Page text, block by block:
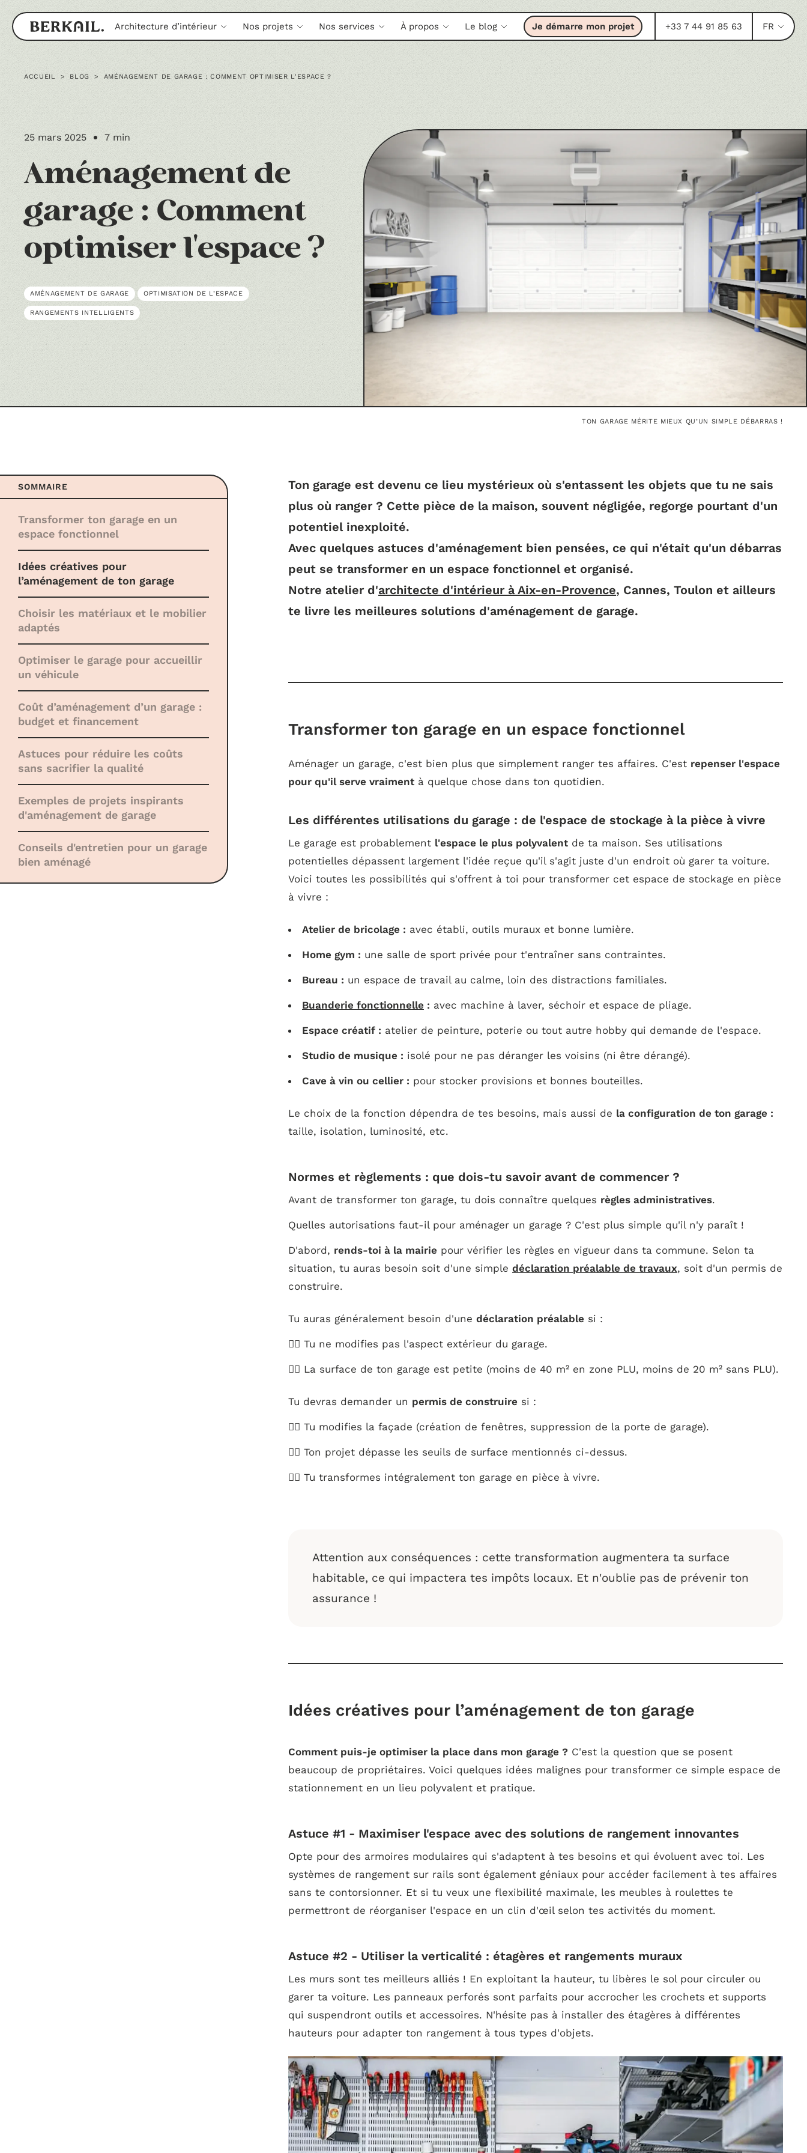
Architecture d’intérieur Nos projets Nos services À propos Le blog Je démarre mon projet +33 7 44 91 85 63 FR
ACCUEIL > BLOG > AMÉNAGEMENT DE GARAGE : COMMENT OPTIMISER L'ESPACE ?
25 mars 2025 7 min
Aménagement de
garage : Comment
optimiser l'espace ?
AMÉNAGEMENT DE GARAGE OPTIMISATION DE L’ESPACE
RANGEMENTS INTELLIGENTS
TON GARAGE MÉRITE MIEUX QU’UN SIMPLE DÉBARRAS !
SOMMAIRE
Transformer ton garage en un
espace fonctionnel
Idées créatives pour
l’aménagement de ton garage
Choisir les matériaux et le mobilier
adaptés
Optimiser le garage pour accueillir
un véhicule
Coût d’aménagement d’un garage :
budget et financement
Astuces pour réduire les coûts
sans sacrifier la qualité
Exemples de projets inspirants
d'aménagement de garage
Conseils d'entretien pour un garage
bien aménagé
Ton garage est devenu ce lieu mystérieux où s'entassent les objets que tu ne sais
plus où ranger ? Cette pièce de la maison, souvent négligée, regorge pourtant d'un
potentiel inexploité.
Avec quelques astuces d'aménagement bien pensées, ce qui n'était qu'un débarras
peut se transformer en un espace fonctionnel et organisé.
Notre atelier d'architecte d'intérieur à Aix-en-Provence, Cannes, Toulon et ailleurs
te livre les meilleures solutions d'aménagement de garage.
Transformer ton garage en un espace fonctionnel
Aménager un garage, c'est bien plus que simplement ranger tes affaires. C'est repenser l'espace
pour qu'il serve vraiment à quelque chose dans ton quotidien.
Les différentes utilisations du garage : de l'espace de stockage à la pièce à vivre
Le garage est probablement l'espace le plus polyvalent de ta maison. Ses utilisations
potentielles dépassent largement l'idée reçue qu'il s'agit juste d'un endroit où garer ta voiture.
Voici toutes les possibilités qui s'offrent à toi pour transformer cet espace de stockage en pièce
à vivre :
Atelier de bricolage : avec établi, outils muraux et bonne lumière.
Home gym : une salle de sport privée pour t'entraîner sans contraintes.
Bureau : un espace de travail au calme, loin des distractions familiales.
Buanderie fonctionnelle : avec machine à laver, séchoir et espace de pliage.
Espace créatif : atelier de peinture, poterie ou tout autre hobby qui demande de l'espace.
Studio de musique : isolé pour ne pas déranger les voisins (ni être dérangé).
Cave à vin ou cellier : pour stocker provisions et bonnes bouteilles.
Le choix de la fonction dépendra de tes besoins, mais aussi de la configuration de ton garage :
taille, isolation, luminosité, etc.
Normes et règlements : que dois-tu savoir avant de commencer ?
Avant de transformer ton garage, tu dois connaître quelques règles administratives.
Quelles autorisations faut-il pour aménager un garage ? C'est plus simple qu'il n'y paraît !
D'abord, rends-toi à la mairie pour vérifier les règles en vigueur dans ta commune. Selon ta
situation, tu auras besoin soit d'une simple déclaration préalable de travaux, soit d'un permis de
construire.
Tu auras généralement besoin d'une déclaration préalable si :
👉🏼 Tu ne modifies pas l'aspect extérieur du garage.
👉🏼 La surface de ton garage est petite (moins de 40 m² en zone PLU, moins de 20 m² sans PLU).
Tu devras demander un permis de construire si :
👉🏼 Tu modifies la façade (création de fenêtres, suppression de la porte de garage).
👉🏼 Ton projet dépasse les seuils de surface mentionnés ci-dessus.
👉🏼 Tu transformes intégralement ton garage en pièce à vivre.
Attention aux conséquences : cette transformation augmentera ta surface
habitable, ce qui impactera tes impôts locaux. Et n'oublie pas de prévenir ton
assurance !
Idées créatives pour l’aménagement de ton garage
Comment puis-je optimiser la place dans mon garage ? C'est la question que se posent
beaucoup de propriétaires. Voici quelques idées malignes pour transformer ce simple espace de
stationnement en un lieu polyvalent et pratique.
Astuce #1 - Maximiser l'espace avec des solutions de rangement innovantes
Opte pour des armoires modulaires qui s'adaptent à tes besoins et qui évoluent avec toi. Les
systèmes de rangement sur rails sont également géniaux pour accéder facilement à tes affaires
sans te contorsionner. Et si tu veux une flexibilité maximale, les meubles à roulettes te
permettront de réorganiser l'espace en un clin d'œil selon tes activités du moment.
Astuce #2 - Utiliser la verticalité : étagères et rangements muraux
Les murs sont tes meilleurs alliés ! En exploitant la hauteur, tu libères le sol pour circuler ou
garer ta voiture. Les panneaux perforés sont parfaits pour accrocher les crochets et supports
qui suspendront outils et accessoires. N'hésite pas à installer des étagères à différentes
hauteurs pour adapter ton rangement à tous types d'objets.